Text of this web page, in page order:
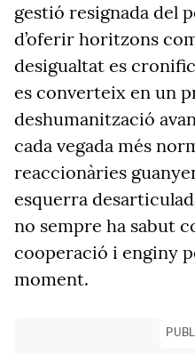
gestió resignada del
d’oferir horitzons
desigualtat es
es converteix en un
deshumanització
cada vegada més
reaccionàries
esquerra
no sempre ha sabut
cooperació i enginy
moment.